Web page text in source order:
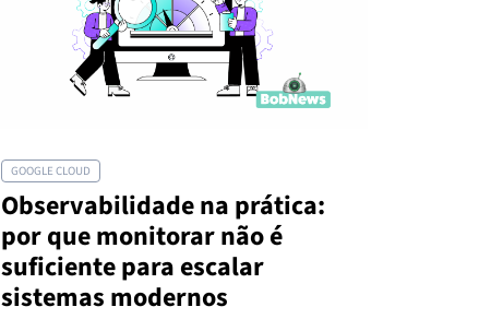
GOOGLE CLOUD
Observabilidade na prática:
por que monitorar não é
suficiente para escalar
sistemas modernos